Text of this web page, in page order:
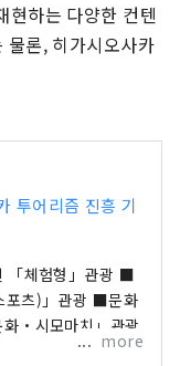
현하는 다양한 컨텐
론, 히가시오사카
투어리즘 진흥 기
「체험형」관광 ■
포츠)」관광 ■문화
・시모마치」관광
more